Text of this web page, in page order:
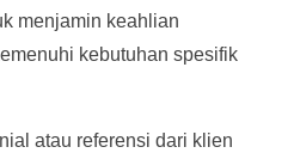
menjamin keahlian
kebutuhan spesifik
atau referensi dari klien